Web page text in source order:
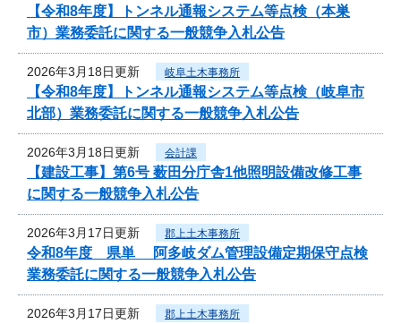
【令和8年度】トンネル通報システム等点検（本巣
市）業務委託に関する一般競争入札公告
2026年3月18日更新 岐阜土木事務所
【令和8年度】トンネル通報システム等点検（岐阜市
北部）業務委託に関する一般競争入札公告
2026年3月18日更新 会計課
【建設工事】第6号 薮田分庁舎1他照明設備改修工事
に関する一般競争入札公告
2026年3月17日更新 郡上土木事務所
令和8年度 県単 阿多岐ダム管理設備定期保守点検
業務委託に関する一般競争入札公告
2026年3月17日更新 郡上土木事務所